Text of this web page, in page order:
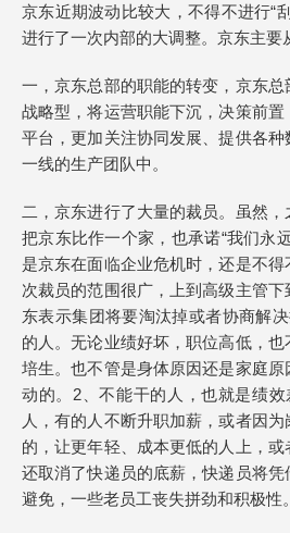
京东近期波动比较大，不得不进行“
进行了一次内部的大调整。京东主要
一，京东总部的职能的转变，京东
战略型，将运营职能下沉，决策前
平台，更加关注协同发展、提供各种
一线的生产团队中。
二，京东进行了大量的裁员。虽然
把京东比作一个家，也承诺“我们永
是京东在面临企业危机时，还是不
次裁员的范围很广，上到高级主管
东表示集团将要淘汰掉或者协商解
的人。无论业绩好坏，职位高低，
培生。也不管是身体原因还是家庭
动的。2、不能干的人，也就是绩
人，有的人不断升职加薪，或者因
的，让更年轻、成本更低的人上，
还取消了快递员的底薪，快递员将
避免，一些老员工丧失拼劲和积极性。